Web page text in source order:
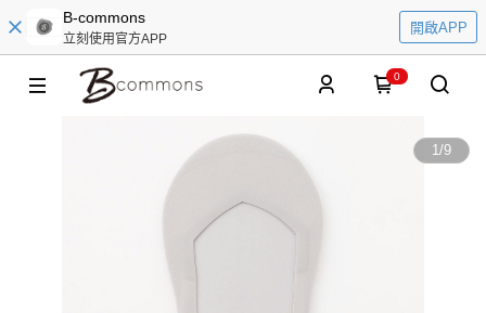
B-commons
立刻使用官方APP
開啟APP
0
1/9